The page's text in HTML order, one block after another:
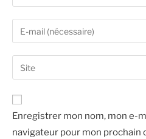
Enregistrer mon nom, mon e-
navigateur pour mon prochain